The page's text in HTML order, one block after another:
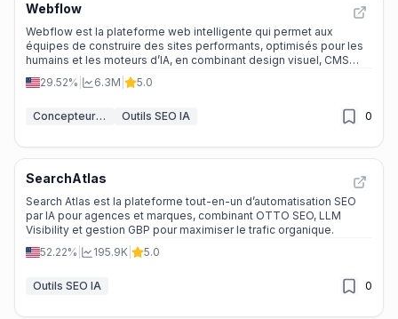
Webflow
Webflow est la plateforme web intelligente qui permet aux
équipes de construire des sites performants, optimisés pour les
humains et les moteurs d’IA, en combinant design visuel, CMS
flexible et AEO intégré.
29.52% 6.3M 5.0
Concepteur de site web IA Outils SEO IA 0
SearchAtlas
Search Atlas est la plateforme tout-en-un d’automatisation SEO
par IA pour agences et marques, combinant OTTO SEO, LLM
Visibility et gestion GBP pour maximiser le trafic organique.
52.22%
195.9K 5.0
Outils SEO IA 0